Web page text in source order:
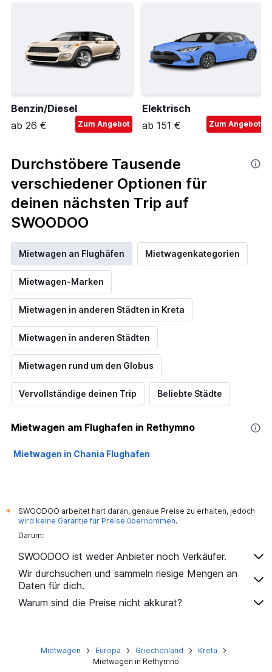
Benzin/Diesel
ab 26 €
Zum Angebot
Elektrisch
ab 151 €
Zum Angebot
Durchstöbere Tausende
verschiedener Optionen für
deinen nächsten Trip auf
SWOODOO
Mietwagen an Flughäfen Mietwagenkategorien
Mietwagen-Marken
Mietwagen in anderen Städten in Kreta
Mietwagen in anderen Städten
Mietwagen rund um den Globus
Vervollständige deinen Trip Beliebte Städte
Mietwagen am Flughafen in Rethymno
Mietwagen in Chania Flughafen
*
SWOODOO arbeitet hart daran, genaue Preise zu erhalten, jedoch
wird keine Garantie für Preise übernommen.
Darum:
SWOODOO ist weder Anbieter noch Verkäufer.
Wir durchsuchen und sammeln riesige Mengen an
Daten für dich.
Warum sind die Preise nicht akkurat?
Mietwagen Europa Griechenland
Kreta
Mietwagen in Rethymno